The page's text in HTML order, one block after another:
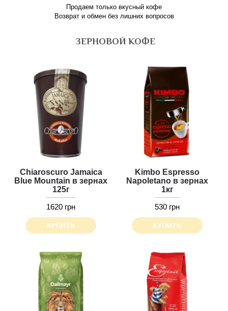
Продаем только вкусный кофе
Возврат и обмен без лишних вопросов
ЗЕРНОВОЙ КОФЕ
Chiaroscuro Jamaica
Blue Mountain в зернах
125г
1620 грн
КУПИТЬ
Kimbo Espresso
Napoletano в зернах
1кг
530 грн
КУПИТЬ